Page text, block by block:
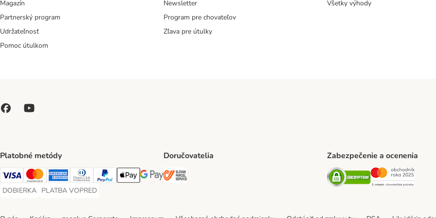
Magazín
Partnerský program
Udržateľnosť
Pomoc útulkom
Newsletter
Program pre chovateľov
Zľava pre útulky
Všetky výhody
Platobné metódy
Visa Payment Method
Mastercard Payment Method
American Express Payment Method
Diners Club Payment Method
PayPal Payment Method
Apple Pay Payment Method
Google Pay Payment Method
DOBIERKA
DOBIERKA Payment Method
PLATBA VOPRED
PLATBA VOPRED Payment Method
Doručovatelia Zabezpečenie a ocenenia
Security